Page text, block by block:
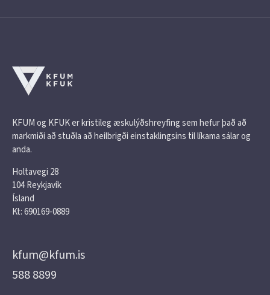
KFUM og KFUK er kristileg æskulýðshreyfing sem hefur það að
markmiði að stuðla að heilbrigði einstaklingsins til líkama sálar og
anda.
Holtavegi 28
104 Reykjavík
Ísland
Kt: 690169-0889
kfum@kfum.is
588 8899